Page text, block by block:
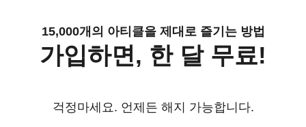
15,000개의 아티클을 제대로 즐기는 방법
가입하면, 한 달 무료!
걱정마세요. 언제든 해지 가능합니다.